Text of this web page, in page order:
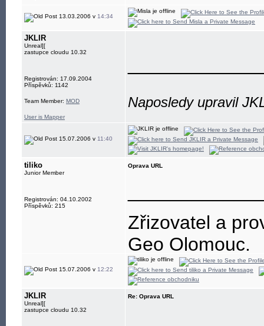
13.03.2006 v 14:34
JKLIR
Unreal][
zastupce cloudu 10.32
Registrován: 17.09.2004
Příspěvků: 1142
Team Member: MOD
User is Mapper
Naposledy upravil
15.07.2006 v 11:40
tiliko
Junior Member
Registrován: 04.10.2002
Příspěvků: 215
Oprava URL
Zřizovatel a
Geo Olomouc.
15.07.2006 v 12:22
JKLIR
Unreal][
zastupce cloudu 10.32
Re: Oprava URL